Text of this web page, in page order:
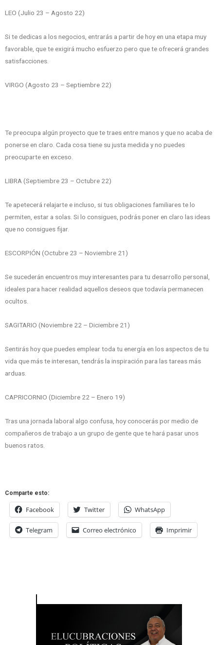
LEO (Julio 23 – Agosto 22)
Si te dedicas a los negocios, entrarás a partir de hoy en una etapa muy
favorable, que te exigirá mucho esfuerzo pero que te ofrecerá grandes
satisfacciones.
VIRGO (Agosto 23 – Septiembre 22)
Te preocupa algún proyecto que te traes entre manos y que no acaba de
ponerse en claro. Cada cosa tiene su justa medida y no puedes
preocuparte en exceso.
LIBRA (Septiembre 23 – Octubre 22)
Te apetecerá relajarte e incluso, si tus obligaciones familiares te lo
permiten, estar a solas. Si lo consigues, podrás poner en claro las ideas
que no consigues fijar.
ESCORPIÓN (Octubre 23 – Noviembre 21)
Se sucederán encuentros muy interesantes para tu desarrollo personal,
ideales para hacer realidad aquellos deseos que todavía permanecen
ocultos.
SAGITARIO (Noviembre 22 – Diciembre 21)
Sentirás hoy que puedes emplear toda tu energía en los aspectos de tu
vida que más te interesan, tendrás la inspiración para las tareas más
arduas.
CAPRICORNIO (Diciembre 22 – Enero 19)
Tras una jornada laboral algo confusa, hoy conocerás por medio de
compañeros de trabajo a un grupo de gente que te hará pasar unos
buenos ratos.
Comparte esto:
Facebook Twitter WhatsApp
Telegram Correo electrónico Imprimir